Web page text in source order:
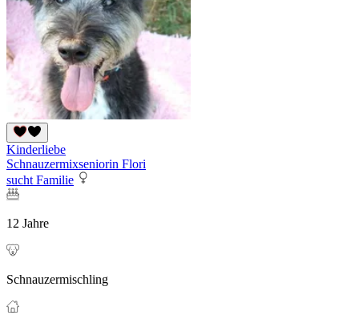
Kinderliebe
Schnauzermixseniorin Flori
sucht Familie
12 Jahre
Schnauzermischling